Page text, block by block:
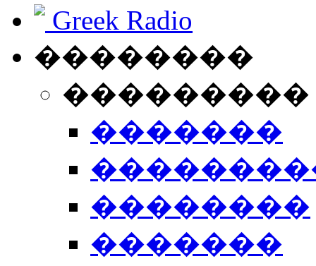
Greek Radio
��������
�������
��������
�������